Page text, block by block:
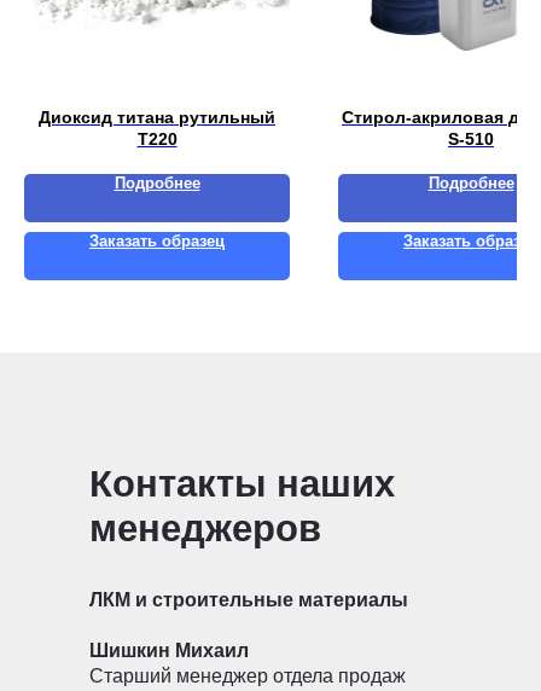
Диоксид титана рутильный
T220
Подробнее
Заказать образец
Стирол-акриловая
S-510
Подробнее
Заказать образец
Контакты наших
менеджеров
ЛКМ и строительные материалы
Шишкин Михаил
Старший менеджер отдела продаж